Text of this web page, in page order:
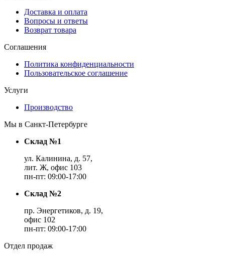
Доставка и оплата
Вопросы и ответы
Возврат товара
Соглашения
Политика конфиденциальности
Пользовательское соглашение
Услуги
Производство
Мы в Санкт-Петербурге
Склад №1
ул. Калинина, д. 57,
лит. Ж, офис 103
пн-пт: 09:00-17:00
Склад №2
пр. Энергетиков, д. 19,
офис 102
пн-пт: 09:00-17:00
Отдел продаж